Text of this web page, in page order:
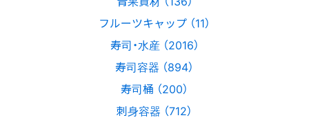
フルーツキャップ （11）
寿司・水産 （2016）
寿司容器 （894）
寿司桶 （200）
刺身容器 （712）